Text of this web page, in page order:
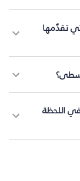
تقدّمها
اللحظة